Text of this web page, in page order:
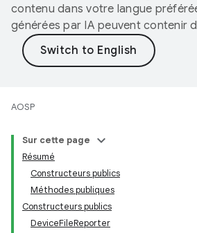
contenu dans votre langue
générées par IA peuvent contenir
AOSP
Sur cette page
Résumé
Constructeurs publics
Méthodes publiques
Constructeurs publics
DeviceFileReporter